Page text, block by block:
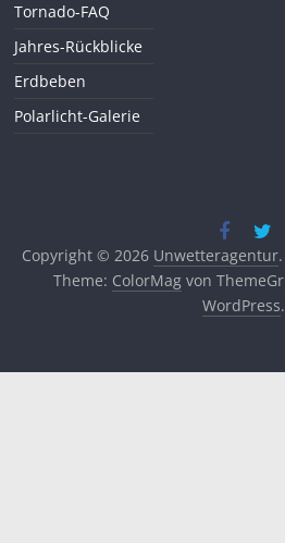
Tornado-FAQ
Jahres-Rückblicke
Erdbeben
Polarlicht-Galerie
Copyright © 2026 Unwetteragentur
Theme: ColorMag von
WordPress.